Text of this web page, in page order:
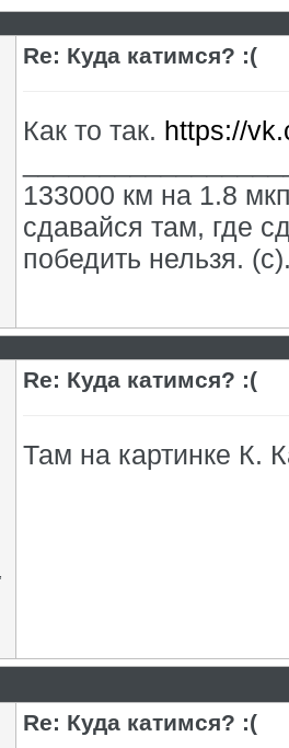
Re: Куда катимся? :(
Как то так. https://
133000 км на 1.8
сдавайся там, где
победить нельзя.
Re: Куда катимся? :(
Там на картинке К.
Re: Куда катимся? :(